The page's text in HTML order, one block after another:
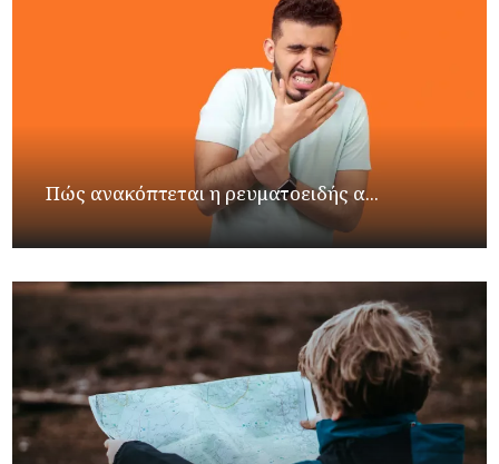
Πώς ανακόπτεται η ρευματοειδής α...